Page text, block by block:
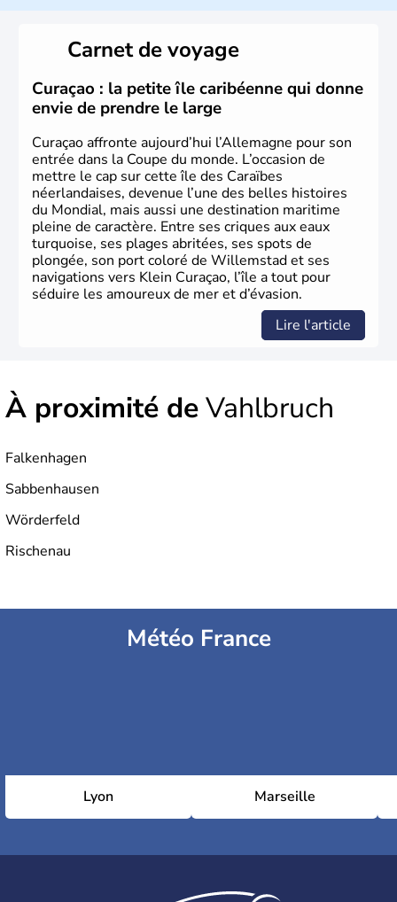
lesquelles bénéficient d'une grande autonomie. Le pays
peut se targuer de grands noms qu'il a vu naître dans tous
les domaines, des arts à la politique en passant par la
philosophie. Hertz, Gutenberg, Heidegger, Thomas Mann,
Herman Hesse ou bien Hegel en font partie.
Carnet de voyage
Curaçao : la petite île caribéenne qui donne
envie de prendre le large
Curaçao affronte aujourd’hui l’Allemagne pour son
entrée dans la Coupe du monde. L’occasion de
mettre le cap sur cette île des Caraïbes
néerlandaises, devenue l’une des belles histoires
du Mondial, mais aussi une destination maritime
pleine de caractère. Entre ses criques aux eaux
turquoise, ses plages abritées, ses spots de
plongée, son port coloré de Willemstad et ses
navigations vers Klein Curaçao, l’île a tout pour
séduire les amoureux de mer et d’évasion.
Lire l'article
À proximité deVahlbruch
Falkenhagen
Sabbenhausen
Wörderfeld
Rischenau
Météo France
Lyon Marseille